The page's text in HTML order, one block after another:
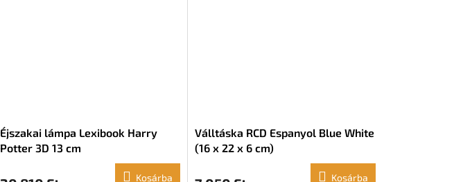
Éjszakai lámpa Lexibook Harry
Potter 3D 13 cm
Kosárba
Válltáska RCD Espanyol Blue White
(16 x 22 x 6 cm)
Kosárba